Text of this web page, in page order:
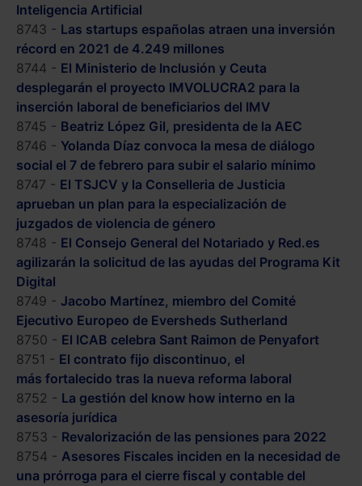
Inteligencia Artificial
8743 - Las startups españolas atraen una inversión
récord en 2021 de 4.249 millones
8744 - El Ministerio de Inclusión y Ceuta
desplegarán el proyecto IMVOLUCRA2 para la
inserción laboral de beneficiarios del IMV
8745 - Beatriz López Gil, presidenta de la AEC
8746 - Yolanda Díaz convoca la mesa de diálogo
social el 7 de febrero para subir el salario mínimo
8747 - El TSJCV y la Conselleria de Justicia
aprueban un plan para la especialización de
juzgados de violencia de género
8748 - El Consejo General del Notariado y Red.es
agilizarán la solicitud de las ayudas del Programa Kit
Digital
8749 - Jacobo Martínez, miembro del Comité
Ejecutivo Europeo de Eversheds Sutherland
8750 - El ICAB celebra Sant Raimon de Penyafort
8751 - El contrato fijo discontinuo, el
más fortalecido tras la nueva reforma laboral
8752 - La gestión del know how interno en la
asesoría jurídica
8753 - Revalorización de las pensiones para 2022
8754 - Asesores Fiscales inciden en la necesidad de
una prórroga para el cierre fiscal y contable del